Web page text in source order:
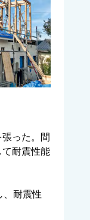
った。間
耐震性能
、耐震性